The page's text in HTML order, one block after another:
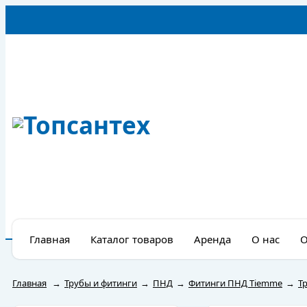
Главная Каталог товаров Аренда О нас
Главная → Трубы и фитинги → ПНД → Фитинги ПНД Tiemme →